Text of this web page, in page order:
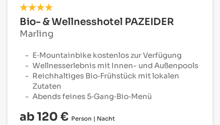
Bio- & Wellnesshotel PAZEIDER
Marling
E‑Mountainbike kostenlos zur Verfügung
Wellnesserlebnis mit Innen- und Außenpools
Reichhaltiges Bio‑Frühstück mit lokalen
Zutaten
Abends feines 5‑Gang‑Bio‑Menü
ab 120 € Person | Nacht